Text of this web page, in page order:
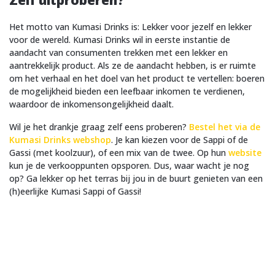
Het motto van Kumasi Drinks is: Lekker voor jezelf en lekker
voor de wereld. Kumasi Drinks wil in eerste instantie de
aandacht van consumenten trekken met een lekker en
aantrekkelijk product. Als ze de aandacht hebben, is er ruimte
om het verhaal en het doel van het product te vertellen: boeren
de mogelijkheid bieden een leefbaar inkomen te verdienen,
waardoor de inkomensongelijkheid daalt.
Wil je het drankje graag zelf eens proberen? Bestel het via de
Kumasi Drinks webshop. Je kan kiezen voor de Sappi of de
Gassi (met koolzuur), of een mix van de twee. Op hun website
kun je de verkooppunten opsporen. Dus, waar wacht je nog
op? Ga lekker op het terras bij jou in de buurt genieten van een
(h)eerlijke Kumasi Sappi of Gassi!